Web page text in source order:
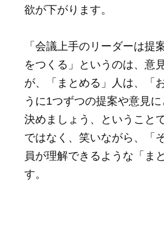
欲が下がります。
「会議上手のリーダーは提
をつくる」というのは、意
が、「まとめる」人は、「
うに1つずつの提案や意見
決めましょう、ということ
ではなく、笑いながら、「
員が理解できるような「ま
す。